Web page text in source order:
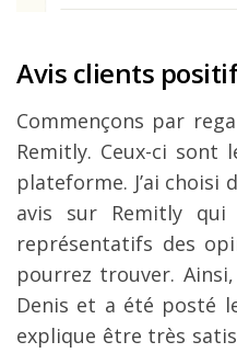
Avis clients
Commençons par
Remitly. Ceux-ci sont
plateforme. J’ai choisi
avis sur Remitly
représentatifs des
pourrez trouver.
Denis et a été posté
explique être très